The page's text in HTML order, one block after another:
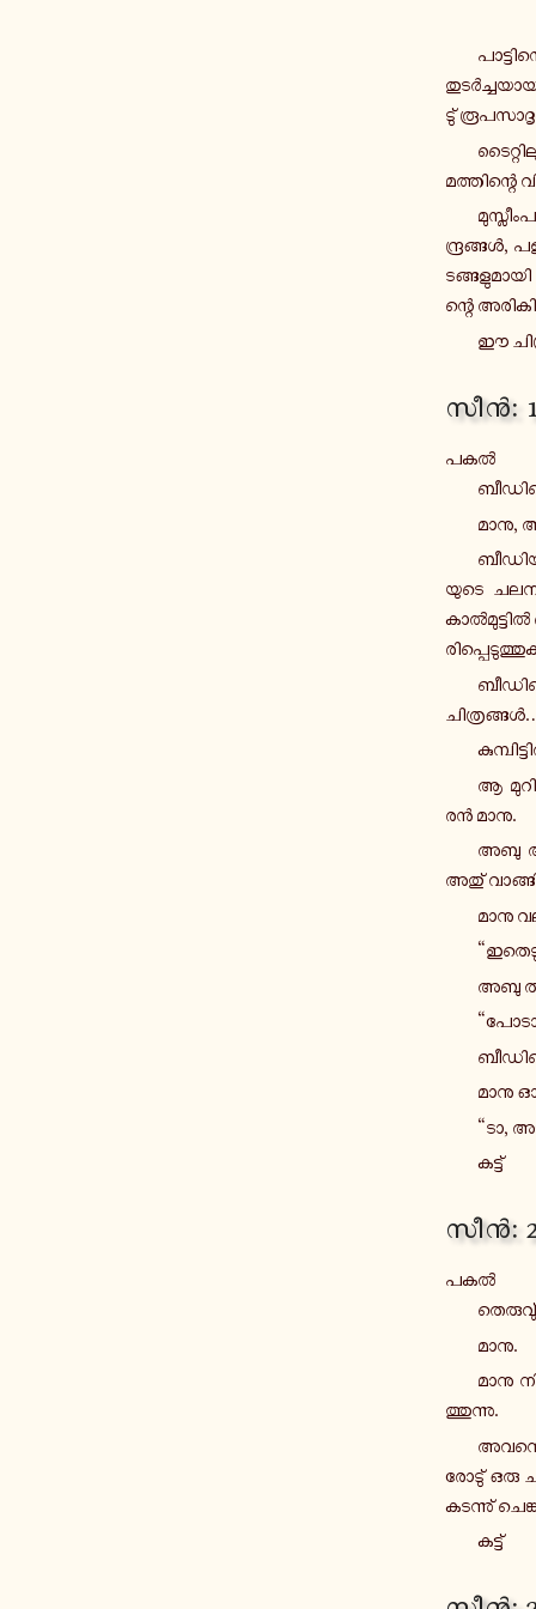
ടു്
മ­ത്തി­ന്റെ
ന്ദ്ര­ങ്ങൾ,
ന്റെ
ഈ
സീൻ:
പകൽ
മാനു,
യു­ടെ
ആ
രൻ മാനു.
അബു
അതു്
മാനു
അബു
മാനു
“ടാ,
കട്ട്
സീൻ:
പകൽ
മാനു.
മാനു
ത്തു­ന്നു.
രോ­ടു് ഒരു
ക­ട­ന്നു്
കട്ട്